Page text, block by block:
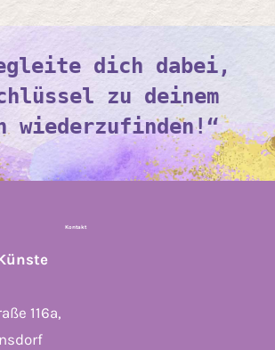
Optionen
können
auf
der
gewählt
dich dabei,
zu deinem
wiederzufinden!“
Kontakt
116a,